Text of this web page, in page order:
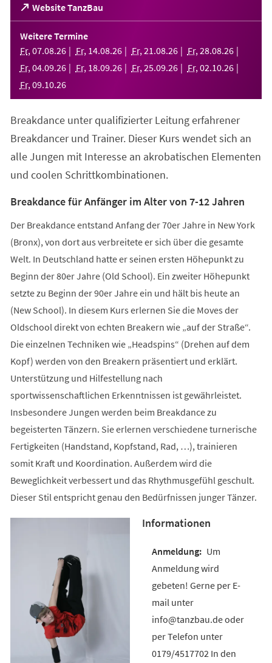
Website TanzBau
(Öffnet
in
einem
neuen
Tab)
Weitere Termine
Fr, 07.08.26 Fr, 14.08.26 Fr, 21 .08.26 Fr, 28.08.26
Fr, 04.09.26 Fr, 18.09.26 Fr, 25.09.26 Fr, 02.10.26
Fr, 09.10.26
Breakdance unter qualifizierter Leitung erfahrener
Breakdancer und Trainer. Dieser Kurs wendet sich an
alle Jungen mit Interesse an akrobatischen Elementen
und coolen Schrittkombinationen.
Breakdance für Anfänger im Alter von 7-12 Jahren
Der Breakdance entstand Anfang der 70er Jahre in New York
(Bronx), von dort aus verbreitete er sich über die gesamte
Welt. In Deutschland hatte er seinen ersten Höhepunkt zu
Beginn der 80er Jahre (Old School). Ein zweiter Höhepunkt
setzte zu Beginn der 90er Jahre ein und hält bis heute an
(New School). In diesem Kurs erlernen Sie die Moves der
Oldschool direkt von echten Breakern wie „auf der Straße“.
Die einzelnen Techniken wie „Headspins“ (Drehen auf dem
Kopf) werden von den Breakern präsentiert und erklärt.
Unterstützung und Hilfestellung nach
sportwissenschaftlichen Erkenntnissen ist gewährleistet.
Insbesondere Jungen werden beim Breakdance zu
begeisterten Tänzern. Sie erlernen verschiedene turnerische
Fertigkeiten (Handstand, Kopfstand, Rad, …), trainieren
somit Kraft und Koordination. Außerdem wird die
Beweglichkeit verbessert und das Rhythmusgefühl geschult.
Dieser Stil entspricht genau den Bedürfnissen junger Tänzer.
Informationen
Um
Anmeldung wird
gebeten! Gerne per E-
mail unter
info@tanzbau.de oder
per Telefon unter
0179/4517702 In den